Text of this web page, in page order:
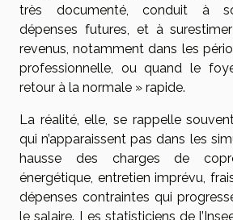
très documenté, conduit à
dépenses futures, et à
revenus, notamment dans les
professionnelle, ou quand le
retour à la normale » rapide.
La réalité, elle, se rappelle
qui n’apparaissent pas dans les
hausse des charges de
énergétique, entretien imprévu,
dépenses contraintes qui
le salaire. Les statisticiens de